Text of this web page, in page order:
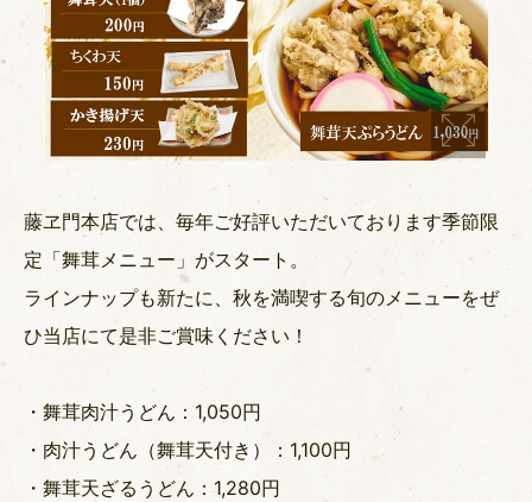
藤ヱ門本店では、毎年ご好評いただいております季節限
定「舞茸メニュー」がスタート。
ラインナップも新たに、秋を満喫する旬のメニューをぜ
ひ当店にて是非ご賞味ください！
・舞茸肉汁うどん：1,050円
・肉汁うどん（舞茸天付き）：1,100円
・舞茸天ざるうどん：1,280円